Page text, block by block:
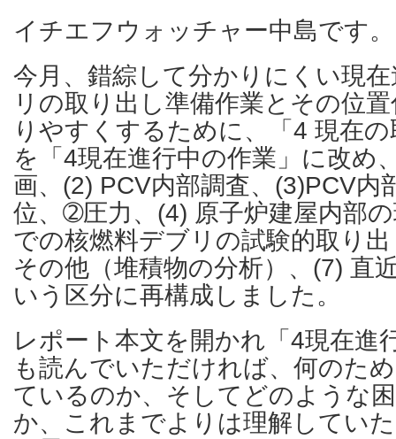
イチエフウォッチャー中島です。
今月、錯綜して分かりにくい現
リの取り出し準備作業とその位
りやすくするために、「4 現在
を「4現在進行中の作業」に改め
画、(2) PCV内部調査、(3)PCV
位、➁圧力、(4) 原子炉建屋内部
での核燃料デブリの試験的取り
その他（堆積物の分析）、(7) 直
いう区分に再構成しました。
レポート本文を開かれ「4現在進
も読んでいただければ、何のた
ているのか、そしてどのような
か、これまでよりは理解してい